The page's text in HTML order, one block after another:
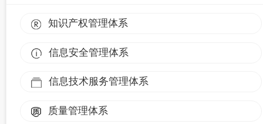
知识产权管理体系
信息安全管理体系
信息技术服务管理体系
质量管理体系